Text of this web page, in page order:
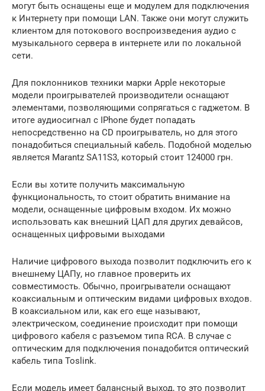
могут быть оснащены еще и модулем для подключения
к Интернету при помощи LAN. Также они могут служить
клиентом для потокового воспроизведения аудио с
музыкального сервера в интернете или по локальной
сети.
Для поклонников техники марки Apple некоторые
модели проигрывателей производители оснащают
элементами, позволяющими сопрягаться с гаджетом. В
итоге аудиосигнал с IPhone будет попадать
непосредственно на CD проигрыватель, но для этого
понадобиться специальный кабель. Подобной моделью
является Marantz SA11S3, который стоит 124000 грн.
Если вы хотите получить максимальную
функциональность, то стоит обратить внимание на
модели, оснащенные цифровым входом. Их можно
использовать как внешний ЦАП для других девайсов,
оснащенных цифровыми выходами
Наличие цифрового выхода позволит подключить его к
внешнему ЦАПу, но главное проверить их
совместимость. Обычно, проигрыватели оснащают
коаксиальным и оптическим видами цифровых входов.
В коаксиальном или, как его еще называют,
электрическом, соединение происходит при помощи
цифрового кабеля с разъемом типа RCA. В случае с
оптическим для подключения понадобится оптический
кабель типа Toslink.
Если модель имеет балансный выход, то это позволит